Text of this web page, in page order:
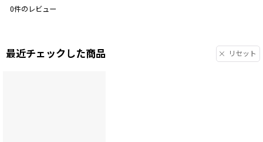
0件のレビュー
最近チェックした商品 リセット